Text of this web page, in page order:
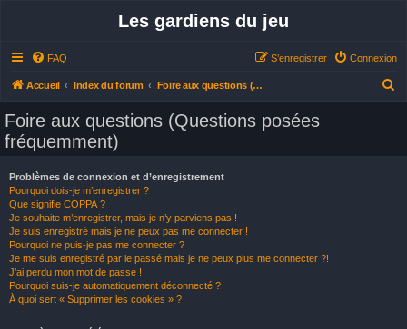
Les gardiens du jeu
FAQ Connexion
S’enregistrer
Accueil Index du forum Foire aux questions (Questions posées fréquemment)
Foire aux questions (Questions posées
fréquemment)
Problèmes de connexion et d’enregistrement
Pourquoi dois-je m’enregistrer ?
Que signifie COPPA ?
Je souhaite m’enregistrer, mais je n’y parviens pas !
Je suis enregistré mais je ne peux pas me connecter !
Pourquoi ne puis-je pas me connecter ?
Je me suis enregistré par le passé mais je ne peux plus me connecter ?!
J’ai perdu mon mot de passe !
Pourquoi suis-je automatiquement déconnecté ?
À quoi sert « Supprimer les cookies » ?